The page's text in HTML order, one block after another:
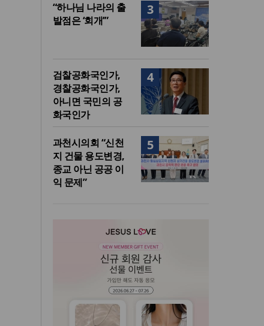
3
“하나님 나라의 출
발점은 ‘회개’”
4
검찰공화국인가,
경찰공화국인가,
아니면 국민의 공
화국인가
5
과천시의회 “신천
지 건물 용도변경,
종교 아닌 공공 이
익 문제”